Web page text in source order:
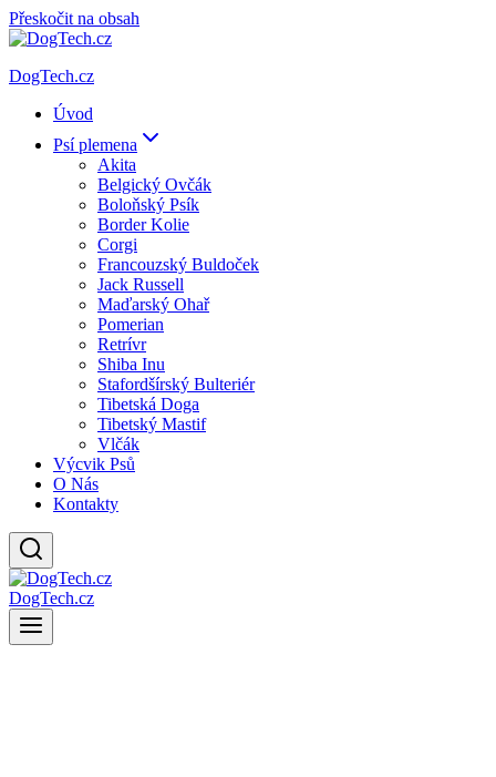
Přeskočit na obsah
DogTech.cz
Úvod
Psí plemena
Akita
Belgický Ovčák
Boloňský Psík
Border Kolie
Corgi
Francouzský Buldoček
Jack Russell
Maďarský Ohař
Pomerian
Retrívr
Shiba Inu
Stafordšírský Bulteriér
Tibetská Doga
Tibetský Mastif
Vlčák
Výcvik Psů
O Nás
Kontakty
DogTech.cz